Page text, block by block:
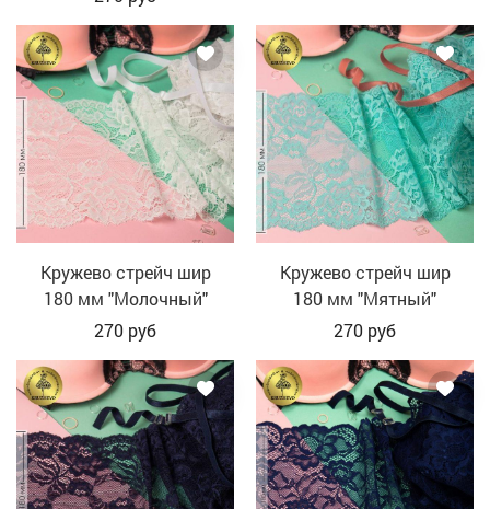
Кружево стрейч шир
180 мм "Молочный"
270 руб
Кружево стрейч шир
180 мм "Мятный"
270 руб